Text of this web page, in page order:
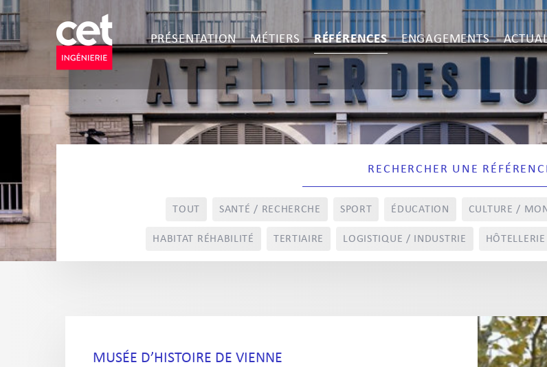
PRÉSENTATION MÉTIERS RÉFÉRENCES ENGAGEMENTS
TOUT SANTÉ / RECHERCHE SPORT ÉDUCATION CULTURE /
HABITAT RÉHABILITÉ TERTIAIRE LOGISTIQUE / INDUSTRIE
MUSÉE D’HISTOIRE DE VIENNE